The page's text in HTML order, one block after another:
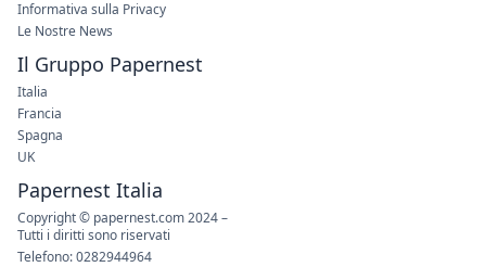
Informativa sulla Privacy
Le Nostre News
Il Gruppo Papernest
Italia
Francia
Spagna
UK
Papernest Italia
Copyright © papernest.com 2024 –
Tutti i diritti sono riservati
Telefono: 0282944964